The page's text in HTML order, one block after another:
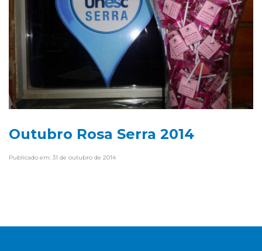
Outubro Rosa Serra 2014
Publicado em: 31 de outubro de 2014